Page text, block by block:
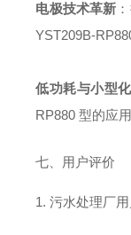
电极技术革新
YST209B-
低功耗与小型化
RP880 型的应用
七、用户评价
1. 污水处理厂